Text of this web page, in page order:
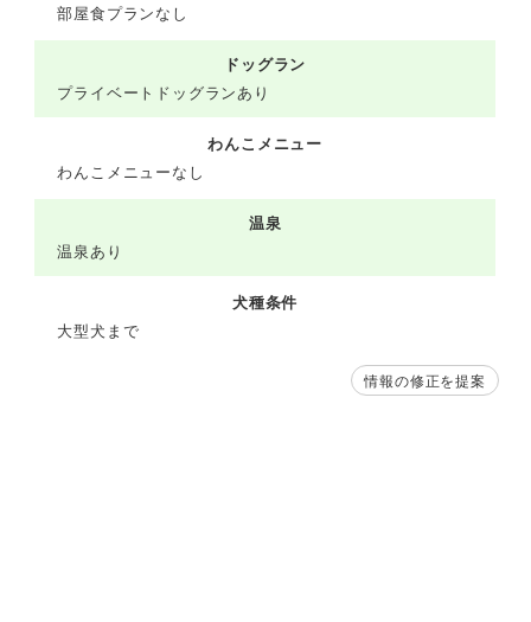
部屋食プランなし
ドッグラン
プライベートドッグランあり
わんこメニュー
わんこメニューなし
温泉
温泉あり
犬種条件
大型犬まで
情報の修正を提案